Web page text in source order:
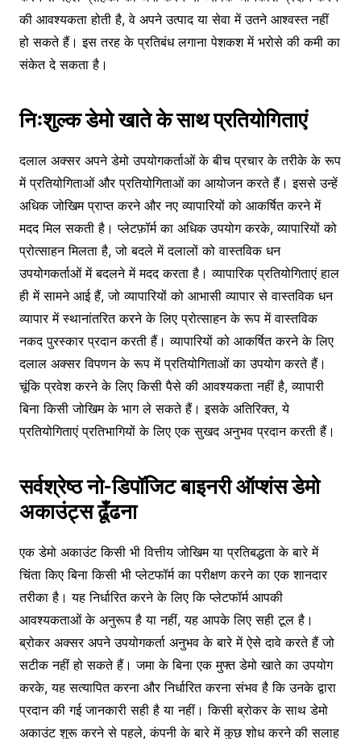
की आवश्यकता होती है, वे अपने उत्पाद या सेवा में उतने आश्वस्त नहीं
हो सकते हैं। इस तरह के प्रतिबंध लगाना पेशकश में भरोसे की कमी का
संकेत दे सकता है।
निःशुल्क डेमो खाते के साथ प्रतियोगिताएं
दलाल अक्सर अपने डेमो उपयोगकर्ताओं के बीच प्रचार के तरीके के रूप
में प्रतियोगिताओं और प्रतियोगिताओं का आयोजन करते हैं। इससे उन्हें
अधिक जोखिम प्राप्त करने और नए व्यापारियों को आकर्षित करने में
मदद मिल सकती है। प्लेटफ़ॉर्म का अधिक उपयोग करके, व्यापारियों को
प्रोत्साहन मिलता है, जो बदले में दलालों को वास्तविक धन
उपयोगकर्ताओं में बदलने में मदद करता है। व्यापारिक प्रतियोगिताएं हाल
ही में सामने आई हैं, जो व्यापारियों को आभासी व्यापार से वास्तविक धन
व्यापार में स्थानांतरित करने के लिए प्रोत्साहन के रूप में वास्तविक
नकद पुरस्कार प्रदान करती हैं। व्यापारियों को आकर्षित करने के लिए
दलाल अक्सर विपणन के रूप में प्रतियोगिताओं का उपयोग करते हैं।
चूंकि प्रवेश करने के लिए किसी पैसे की आवश्यकता नहीं है, व्यापारी
बिना किसी जोखिम के भाग ले सकते हैं। इसके अतिरिक्त, ये
प्रतियोगिताएं प्रतिभागियों के लिए एक सुखद अनुभव प्रदान करती हैं।
सर्वश्रेष्ठ नो-डिपॉजिट बाइनरी ऑप्शंस डेमो
अकाउंट्स ढूँढना
एक डेमो अकाउंट किसी भी वित्तीय जोखिम या प्रतिबद्धता के बारे में
चिंता किए बिना किसी भी प्लेटफॉर्म का परीक्षण करने का एक शानदार
तरीका है। यह निर्धारित करने के लिए कि प्लेटफॉर्म आपकी
आवश्यकताओं के अनुरूप है या नहीं, यह आपके लिए सही टूल है।
ब्रोकर अक्सर अपने उपयोगकर्ता अनुभव के बारे में ऐसे दावे करते हैं जो
सटीक नहीं हो सकते हैं। जमा के बिना एक मुफ्त डेमो खाते का उपयोग
करके, यह सत्यापित करना और निर्धारित करना संभव है कि उनके द्वारा
प्रदान की गई जानकारी सही है या नहीं। किसी ब्रोकर के साथ डेमो
अकाउंट शुरू करने से पहले, कंपनी के बारे में कुछ शोध करने की सलाह